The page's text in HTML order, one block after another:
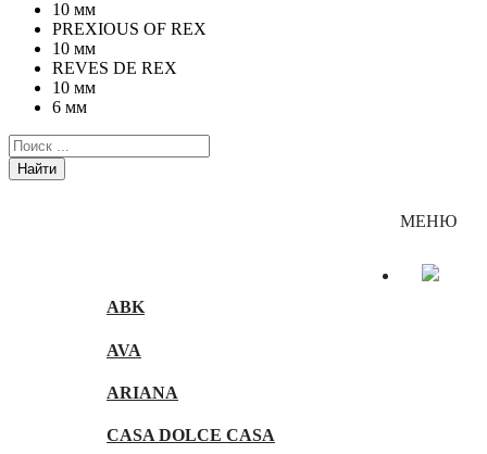
10 мм
PREXIOUS OF REX
10 мм
REVES DE REX
10 мм
6 мм
Найти
ABK
AVA
ARIANA
CASA DOLCE CASA
МЕНЮ